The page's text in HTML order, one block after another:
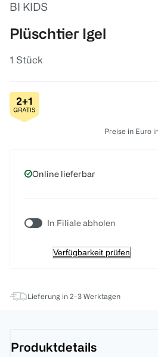
BI KIDS
Plüschtier Igel
1 Stück
Preise in Euro
Online lieferbar
In Filiale abholen
Verfügbarkeit prüfen
Lieferung in 2-3 Werktagen
Produktdetails